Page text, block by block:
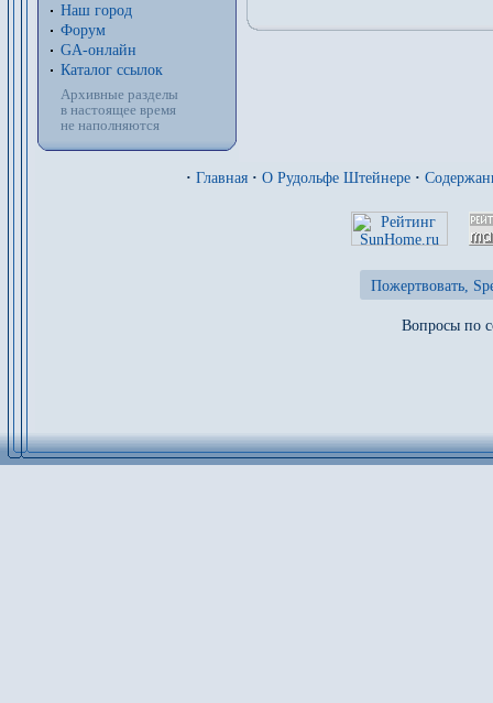
Наш город
Форум
GA-онлайн
Каталог ссылок
Архивные разделы
в настоящее время
не наполняются
· Главная · О Рудольфе Штейнере ·
Пожертвовать,
Вопросы по